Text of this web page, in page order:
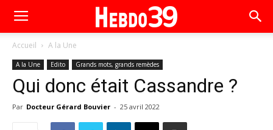
Accueil A la Une
A la Une Edito Grands mots, grands remèdes
Qui donc était Cassandre ?
Par Docteur Gérard Bouvier - 25 avril 2022